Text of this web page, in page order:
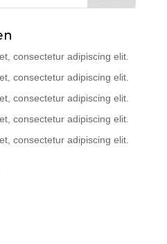
consectetur adipiscing elit.
consectetur adipiscing elit.
consectetur adipiscing elit.
consectetur adipiscing elit.
consectetur adipiscing elit.